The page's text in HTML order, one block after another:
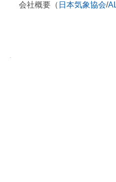
会社概要（ 日本気象協会/